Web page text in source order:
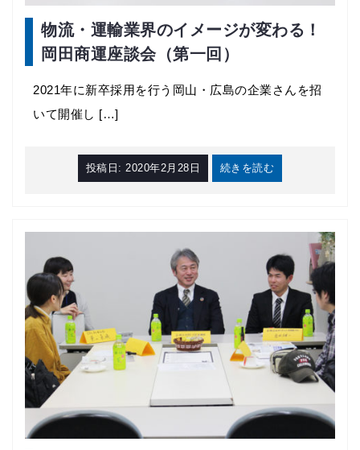
物流・運輸業界のイメージが変わる！
岡田商運座談会（第一回）
2021年に新卒採用を行う岡山・広島の企業さんを招
いて開催し […]
投稿日: 2020年2月28日 続きを読む